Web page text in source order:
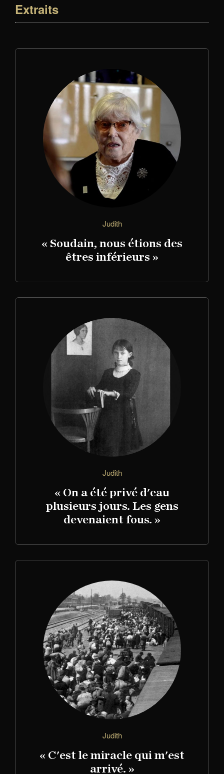
Extraits
Judith
« Soudain, nous étions des
êtres inférieurs »
Judith
« On a été privé d'eau
plusieurs jours. Les gens
devenaient fous. »
Judith
« C'est le miracle qui m'est
arrivé. »